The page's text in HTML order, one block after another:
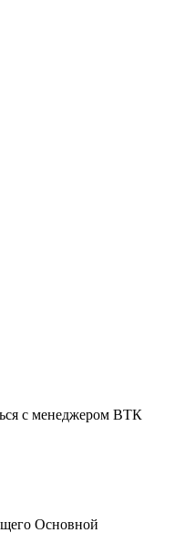
с менеджером ВТК
Основной